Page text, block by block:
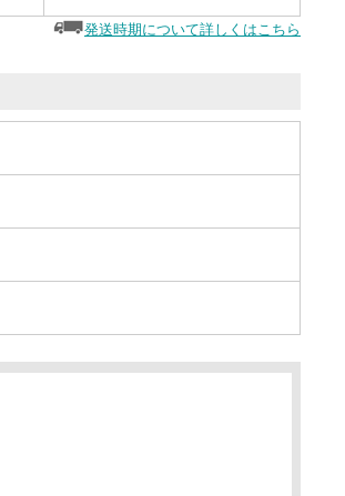
発送時期について詳しくはこちら